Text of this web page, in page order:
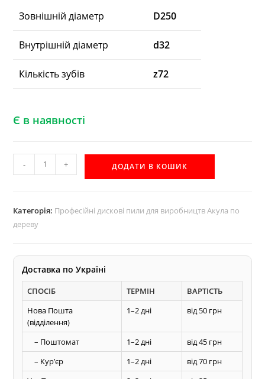
Зовнішній діаметр D250
Внутрішній діаметр d32
Кількість зубів z72
Є в наявності
d32
кількість
- + ДОДАТИ В КОШИК
Категорія: Професійні дискові пили для виробництв Акула по
дереву
Доставка по Україні
СПОСІБ ТЕРМІН
ВАРТІСТЬ
Нова Пошта
(відділення)
1–2 дні від 50 грн
– Поштомат 1–2 дні
від 45 грн
– Курʼєр
1–2 дні
від 70 грн